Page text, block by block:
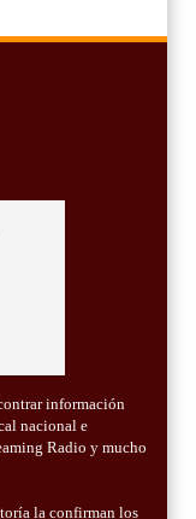
información
nacional e
Radio y mucho
la confirman los